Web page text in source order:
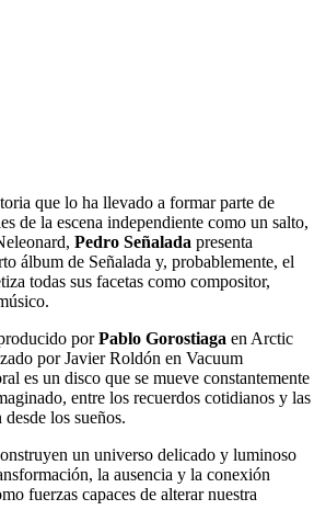
que lo ha llevado a formar parte de
de la escena independiente como un salto,
Pedro Señalada presenta
álbum de Señalada y, probablemente, el
todas sus facetas como compositor,
porPablo Gorostiaga en Arctic
por Javier Roldón en Vacuum
es un disco que se mueve constantemente
entre los recuerdos cotidianos y las
los sueños.
un universo delicado y luminoso
la ausencia y la conexión
fuerzas capaces de alterar nuestra